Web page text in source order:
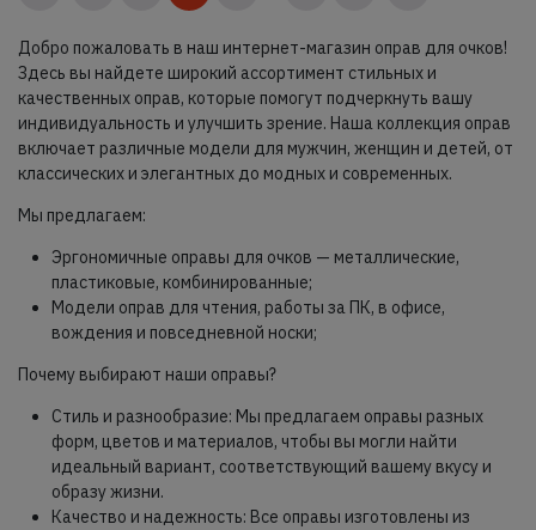
Добро пожаловать в наш интернет-магазин оправ для очков!
Здесь вы найдете широкий ассортимент стильных и
качественных оправ, которые помогут подчеркнуть вашу
индивидуальность и улучшить зрение. Наша коллекция оправ
включает различные модели для мужчин, женщин и детей, от
классических и элегантных до модных и современных.
Мы предлагаем:
Эргономичные оправы для очков — металлические,
пластиковые, комбинированные;
Модели оправ для чтения, работы за ПК, в офисе,
вождения и повседневной носки;
Почему выбирают наши оправы?
Стиль и разнообразие: Мы предлагаем оправы разных
форм, цветов и материалов, чтобы вы могли найти
идеальный вариант, соответствующий вашему вкусу и
образу жизни.
Качество и надежность: Все оправы изготовлены из